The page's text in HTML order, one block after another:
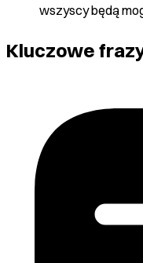
wszyscy będą
Kluczowe